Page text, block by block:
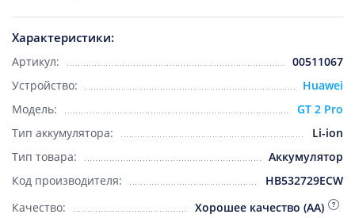
Характеристики:
Артикул:
00511067
Устройство:
Huawei
Модель:
GT 2 Pro
Тип аккумулятора:
Li-ion
Тип товара:
Аккумулятор
Код производителя:
HB532729ECW
Качество:
Хорошее качество (AA)